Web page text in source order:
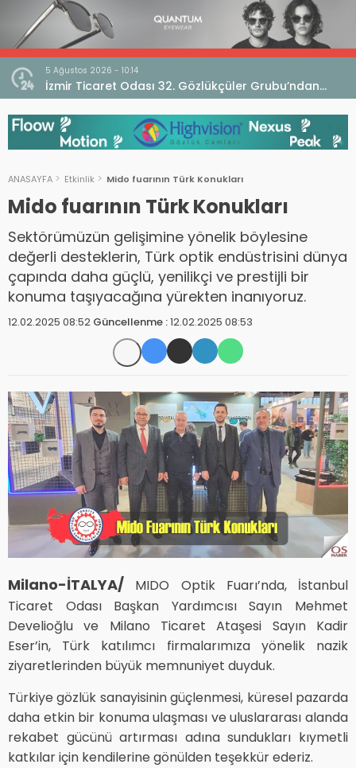
5 Ağustos 2026 - 10:14
İzmir Ticaret Odası 32. Gözlükçüler Grubu’ndan
TEBD II DigitaliSME Dijital Dönüşüm Projesi açıklaması
ANASAYFA Etkinlik Mido fuarının Türk Konukları
Mido fuarının Türk Konukları
Sektörümüzün gelişimine yönelik böylesine
değerli desteklerin, Türk optik endüstrisini dünya
çapında daha güçlü, yenilikçi ve prestijli bir
konuma taşıyacağına yürekten inanıyoruz.
12.02.2025 08:52 Güncellenme :12.02.2025 08:53
Milano-İTALYA/ MIDO Optik Fuarı’nda, İstanbul
Ticaret Odası Başkan Yardımcısı Sayın Mehmet
Develioğlu ve Milano Ticaret Ataşesi Sayın Kadir
Eser’in, Türk katılımcı firmalarımıza yönelik nazik
ziyaretlerinden büyük memnuniyet duyduk.
Türkiye gözlük sanayisinin güçlenmesi, küresel pazarda
daha etkin bir konuma ulaşması ve uluslararası alanda
rekabet gücünü artırması adına sundukları kıymetli
katkılar için kendilerine gönülden teşekkür ederiz.